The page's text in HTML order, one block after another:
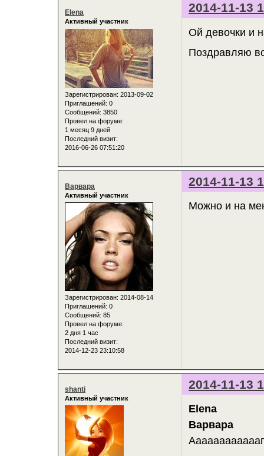
2014-11-13
Elena
Активный участник
Зарегистрирован: 2013-09-02
Приглашений: 0
Сообщений: 3850
Провел на форуме:
1 месяц 9 дней
Последний визит:
2016-06-26 07:51:20
Ой девочки и
Поздравляю
2014-11-13
Варвара
Активный участник
Зарегистрирован: 2014-08-14
Приглашений: 0
Сообщений: 85
Провел на форуме:
2 дня 1 час
Последний визит:
2014-12-23 23:10:58
Можно и на
2014-11-13
shanti
Активный участник
Elena
Варвара